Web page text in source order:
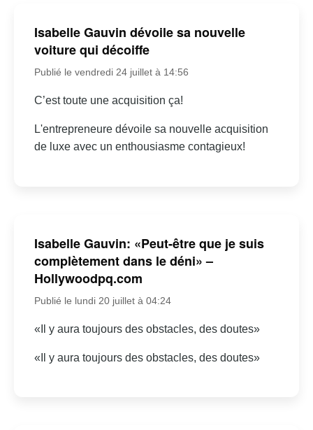
Isabelle Gauvin dévoile sa nouvelle
voiture qui décoiffe
Publié le vendredi 24 juillet à 14:56
C’est toute une acquisition ça!
L'entrepreneure dévoile sa nouvelle acquisition
de luxe avec un enthousiasme contagieux!
Isabelle Gauvin: «Peut-être que je suis
complètement dans le déni» –
Hollywoodpq.com
Publié le lundi 20 juillet à 04:24
«Il y aura toujours des obstacles, des doutes»
«Il y aura toujours des obstacles, des doutes»